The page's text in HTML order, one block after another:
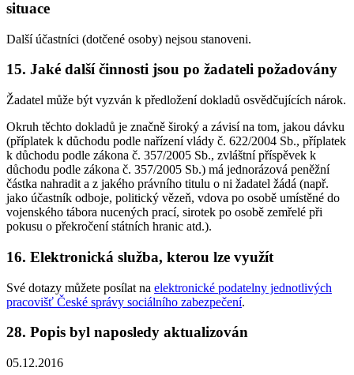
situace
Další účastníci (dotčené osoby) nejsou stanoveni.
15. Jaké další činnosti jsou po žadateli požadovány
Žadatel může být vyzván k předložení dokladů osvědčujících nárok.
Okruh těchto dokladů je značně široký a závisí na tom, jakou dávku
(příplatek k důchodu podle nařízení vlády č. 622/2004 Sb., příplatek
k důchodu podle zákona č. 357/2005 Sb., zvláštní příspěvek k
důchodu podle zákona č. 357/2005 Sb.) má jednorázová peněžní
částka nahradit a z jakého právního titulu o ni žadatel žádá (např.
jako účastník odboje, politický vězeň, vdova po osobě umístěné do
vojenského tábora nucených prací, sirotek po osobě zemřelé při
pokusu o překročení státních hranic atd.).
16. Elektronická služba, kterou lze využít
Své dotazy můžete posílat na elektronické podatelny jednotlivých
pracovišť České správy sociálního zabezpečení.
28. Popis byl naposledy aktualizován
05.12.2016